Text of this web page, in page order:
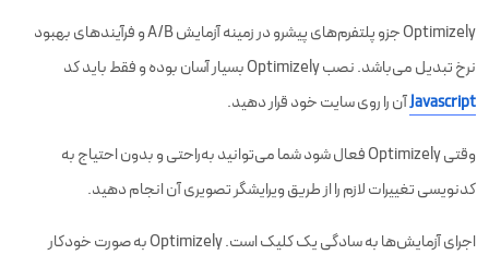
Optimizely جزو پلتفرم‌های پیشرو در زمینه آزمایش A/B و فرآیند‌های بهبود
نرخ تبدیل می‌باشد. نصب Optimizely بسیار آسان بوده و فقط باید کد
Javascriptآن را روی سایت خود قرار دهید.
وقتی Optimizely فعال شود شما می‌توانید به‌راحتی و بدون احتیاج به
کدنویسی تغییرات لازم را از طریق ویرایشگر تصویری آن انجام دهید.
اجرای آزمایش‌ها به سادگی یک کلیک است. Optimizely به صورت خودکار